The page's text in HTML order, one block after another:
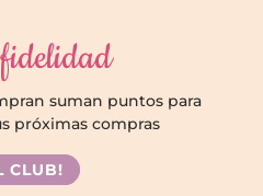
suman puntos para
próximas compras
CLUB!